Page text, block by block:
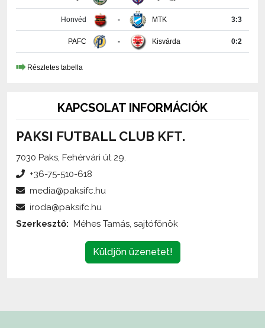
PAFC Kisvárda 0:2
Részletes tabella
PAKSI FUTBALL CLUB KFT.
7030 Paks, Fehérvári út 29.
Küldjön üzenetet!